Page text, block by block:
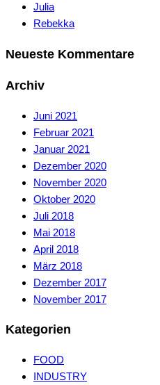
Julia
Rebekka
Neueste Kommentare
Archiv
Juni 2021
Februar 2021
Januar 2021
Dezember 2020
November 2020
Oktober 2020
Juli 2018
Mai 2018
April 2018
März 2018
Dezember 2017
November 2017
Kategorien
FOOD
INDUSTRY